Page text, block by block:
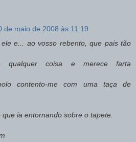
de maio de 2008 às 11:19
e... ao vosso rebento, que pais tão
coisa e merece farta
contento-me com uma taça de
ia entornando sobre o tapete.